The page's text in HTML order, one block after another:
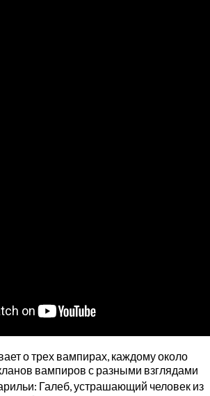
о трех вампирах, каждому около
вампиров с разными взглядами
Галеб, устрашающий человек из